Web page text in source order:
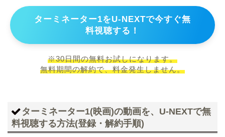
ターミネーター1をU-NEXTで今すぐ無
料視聴する！
※30日間の無料お試しになります。
無料期間の解約で、料金発生しません。
ターミネーター1(映画)の動画を、U-NEXTで無
料視聴する方法(登録・解約手順)